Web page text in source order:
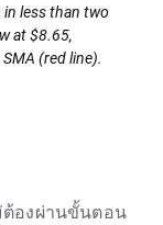
in less than two
at $8.65,
(red line).
ต้องผ่านขั้นตอน